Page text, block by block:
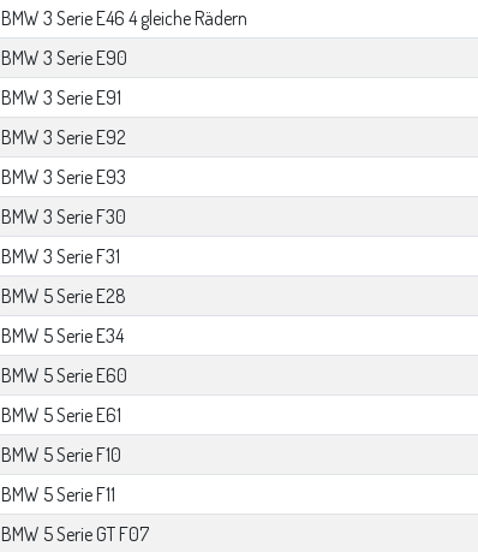
BMW 3 Serie E46 4 gleiche Rädern
BMW 3 Serie E90
BMW 3 Serie E91
BMW 3 Serie E92
BMW 3 Serie E93
BMW 3 Serie F30
BMW 3 Serie F31
BMW 5 Serie E28
BMW 5 Serie E34
BMW 5 Serie E60
BMW 5 Serie E61
BMW 5 Serie F10
BMW 5 Serie F11
BMW 5 Serie GT F07